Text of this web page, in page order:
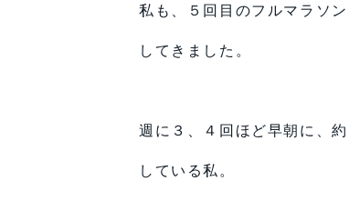
私も、５回目のフルマラソ
してきました。
週に３、４回ほど早朝に、
している私。